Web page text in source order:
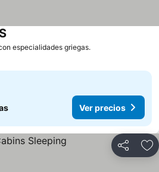
especialidades griegas.
Ver precios
Compartir